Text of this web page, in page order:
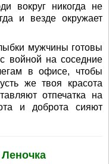
вокруг никогда не
и везде окружает
мужчины готовы
войной на соседние
в офисе, чтобы
же твоя красота
отпечатка на
и доброта сияют